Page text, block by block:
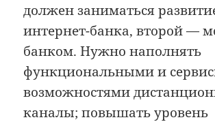
должен заниматься
интернет-банка, второй —
банком. Нужно наполнять
функциональными и
возможностями
каналы; повышать уровень